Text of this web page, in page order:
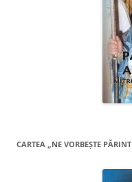
CARTEA „NE VORBEŞTE